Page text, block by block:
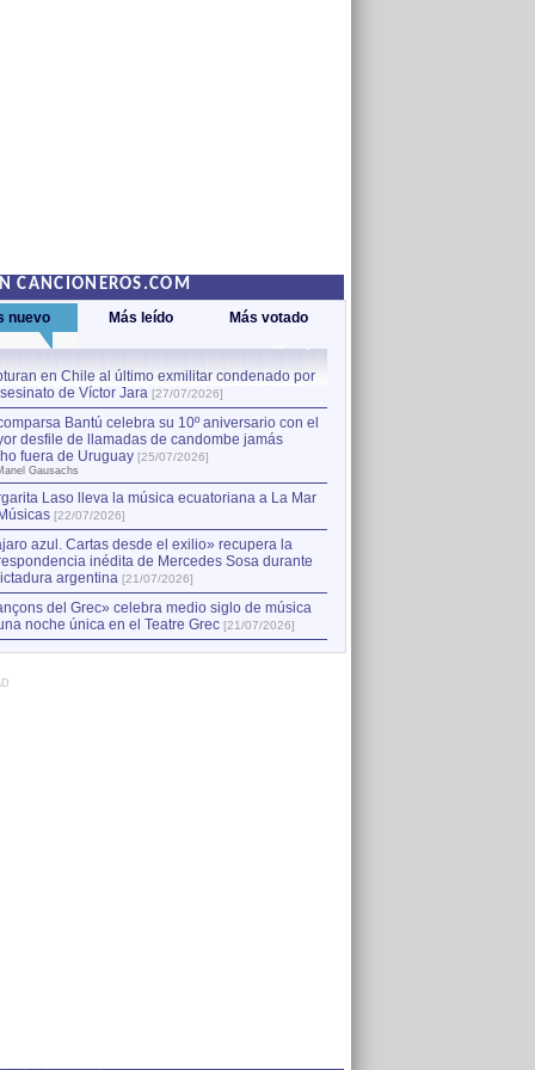
CANCIONEROS.COM
nuevo Más leído Más votado
en Chile al último exmilitar condenado por
de Víctor Jara [27/07/2026]
Bantú celebra su 10º aniversario con el
desfile de llamadas de candombe jamás
fuera de Uruguay [25/07/2026]
Gausachs
Laso lleva la música ecuatoriana a La Mar
[22/07/2026]
azul. Cartas desde el exilio» recupera la
inédita de Mercedes Sosa durante
argentina [21/07/2026]
del Grec» celebra medio siglo de música
noche única en el Teatre Grec [21/07/2026]